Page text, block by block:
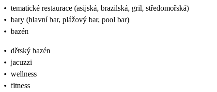
• tematické restaurace (asijská, brazilská, gril, středomořská)
• bary (hlavní bar, plážový bar, pool bar)
• bazén
• dětský bazén
• jacuzzi
• wellness
• fitness